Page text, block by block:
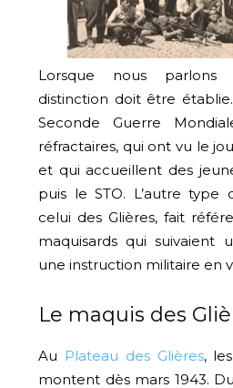
Lorsque nous
distinction doit être
Seconde Guerre
réfractaires, qui ont vu le
et qui accueillent des
puis le STO. L’autre type
celui des Glières, fait
maquisards qui suivaient
une instruction militaire en
Le maquis des
Au Plateau des Glières,
montent dès mars 1943.